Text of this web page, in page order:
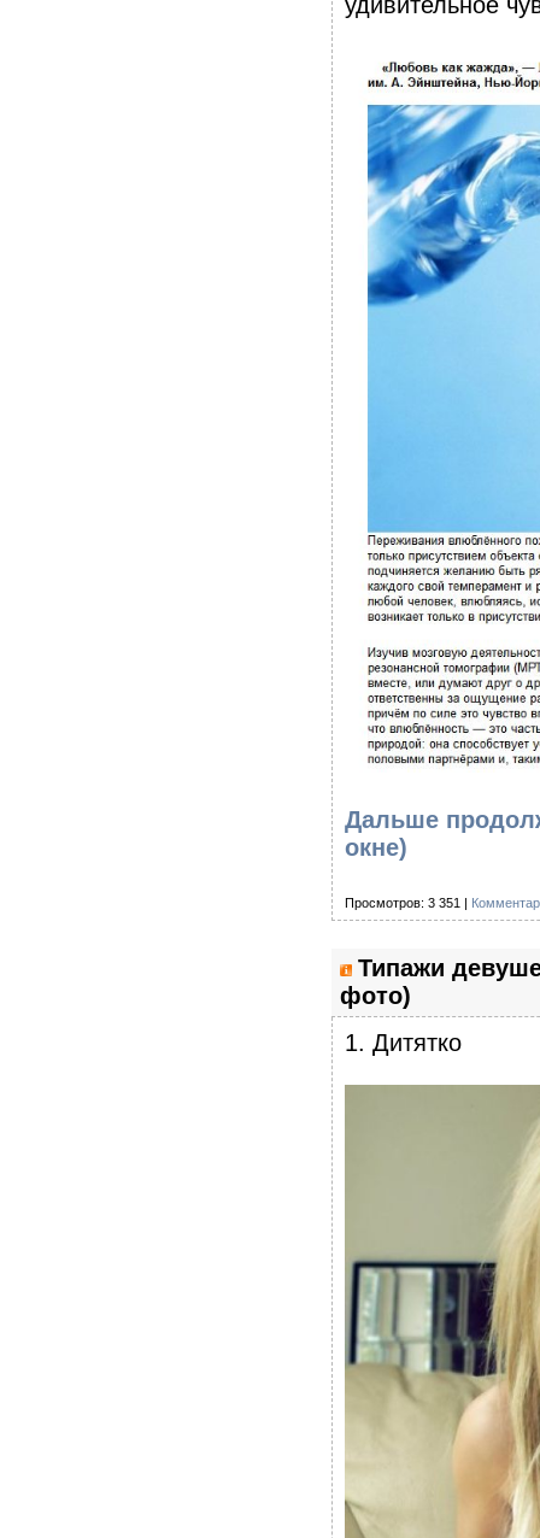
Дальше
окне)
Просмотров: 3 351 |
Типажи
фото)
1. Дитятко